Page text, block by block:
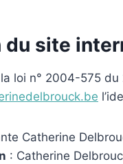
du site
loi n° 2004-575
Catherine
: Catherine